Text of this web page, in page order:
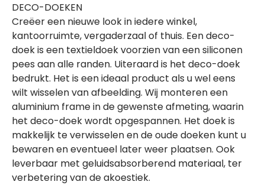
DECO-DOEKEN
Creëer een nieuwe look in iedere winkel,
kantoorruimte, vergaderzaal of thuis. Een deco-
doek is een textieldoek voorzien van een siliconen
pees aan alle randen. Uiteraard is het deco-doek
bedrukt. Het is een ideaal product als u wel eens
wilt wisselen van afbeelding. Wij monteren een
aluminium frame in de gewenste afmeting, waarin
het deco-doek wordt opgespannen. Het doek is
makkelijk te verwisselen en de oude doeken kunt u
bewaren en eventueel later weer plaatsen. Ook
leverbaar met geluidsabsorberend materiaal, ter
verbetering van de akoestiek.